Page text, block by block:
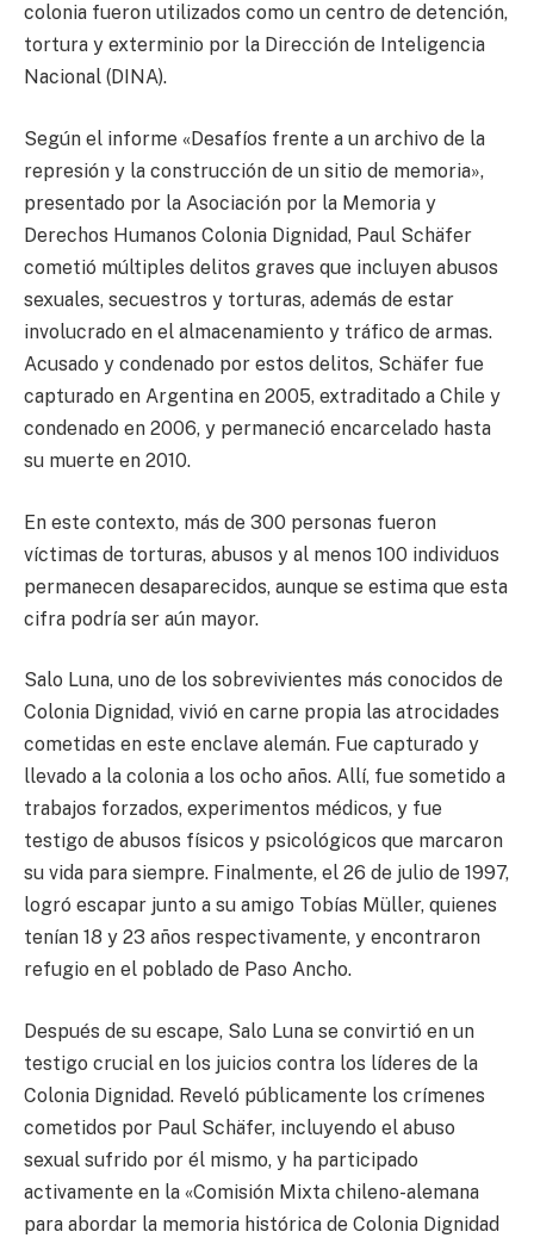
colonia fueron utilizados como un centro de detención,
tortura y exterminio por la Dirección de Inteligencia
Nacional (DINA).
Según el informe «Desafíos frente a un archivo de la
represión y la construcción de un sitio de memoria»,
presentado por la Asociación por la Memoria y
Derechos Humanos Colonia Dignidad, Paul Schäfer
cometió múltiples delitos graves que incluyen abusos
sexuales, secuestros y torturas, además de estar
involucrado en el almacenamiento y tráfico de armas.
Acusado y condenado por estos delitos, Schäfer fue
capturado en Argentina en 2005, extraditado a Chile y
condenado en 2006, y permaneció encarcelado hasta
su muerte en 2010.
En este contexto, más de 300 personas fueron
víctimas de torturas, abusos y al menos 100 individuos
permanecen desaparecidos, aunque se estima que esta
cifra podría ser aún mayor.
Salo Luna, uno de los sobrevivientes más conocidos de
Colonia Dignidad, vivió en carne propia las atrocidades
cometidas en este enclave alemán. Fue capturado y
llevado a la colonia a los ocho años. Allí, fue sometido a
trabajos forzados, experimentos médicos, y fue
testigo de abusos físicos y psicológicos que marcaron
su vida para siempre. Finalmente, el 26 de julio de 1997,
logró escapar junto a su amigo Tobías Müller, quienes
tenían 18 y 23 años respectivamente, y encontraron
refugio en el poblado de Paso Ancho.
Después de su escape, Salo Luna se convirtió en un
testigo crucial en los juicios contra los líderes de la
Colonia Dignidad. Reveló públicamente los crímenes
cometidos por Paul Schäfer, incluyendo el abuso
sexual sufrido por él mismo, y ha participado
activamente en la «Comisión Mixta chileno-alemana
para abordar la memoria histórica de Colonia Dignidad